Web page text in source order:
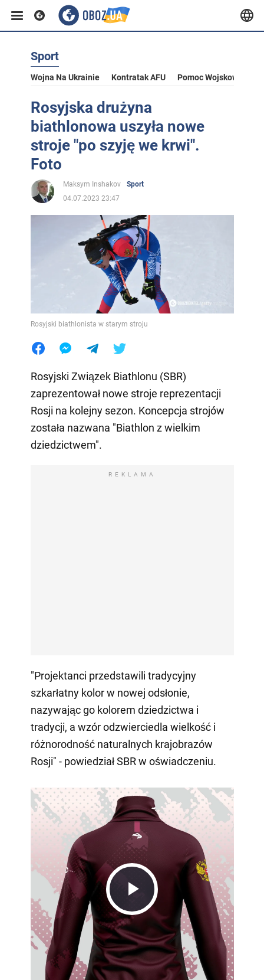
Sport
Wojna Na Ukrainie Kontratak AFU Pomoc Wojskowa Dla
Rosyjska drużyna
biathlonowa uszyła nowe
stroje "po szyję we krwi".
Foto
Maksym Inshakov
Sport
04.07.2023 23:47
Rosyjski biathlonista w starym stroju
Rosyjski Związek Biathlonu (SBR)
zaprezentował nowe stroje reprezentacji
Rosji na kolejny sezon. Koncepcja strojów
została nazwana "Biathlon z wielkim
dziedzictwem".
REKLAMA
"Projektanci przedstawili tradycyjny
szkarłatny kolor w nowej odsłonie,
nazywając go kolorem dziedzictwa i
tradycji, a wzór odzwierciedla wielkość i
różnorodność naturalnych krajobrazów
Rosji" - powiedział SBR w oświadczeniu.
Play
Video